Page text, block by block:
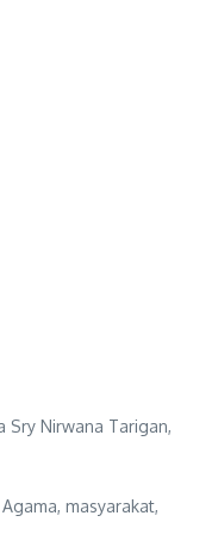
Sry Nirwana Tarigan,
masyarakat,